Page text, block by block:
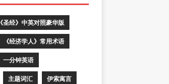
《圣经》中英对照豪华版
《经济学人》常用术语
一分钟英语
主题词汇 伊索寓言